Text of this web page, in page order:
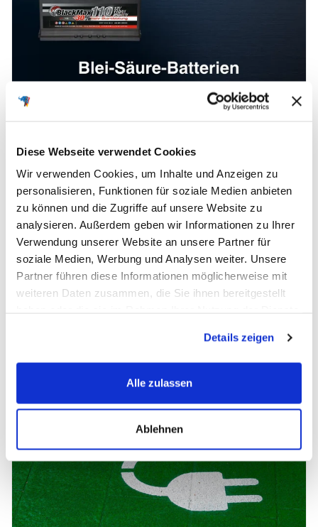
Diese Webseite verwendet Cookies
Wir verwenden Cookies, um Inhalte und Anzeigen zu
personalisieren, Funktionen für soziale Medien anbieten
zu können und die Zugriffe auf unsere Website zu
analysieren. Außerdem geben wir Informationen zu Ihrer
Verwendung unserer Website an unsere Partner für
soziale Medien, Werbung und Analysen weiter. Unsere
Partner führen diese Informationen möglicherweise mit
weiteren Daten zusammen, die Sie ihnen bereitgestellt
Details zeigen
Alle zulassen
Ablehnen
Wir klären auf: Wichtige Fakten
zu Blei-Säure-Batterien
Gerade in Autobatterien wird eine nicht unerhebliche
Menge an Batteriesäure benötigt, die für die Funktion
einer Blei-Säure Batterie, auc...
Zum Blogbeitrag